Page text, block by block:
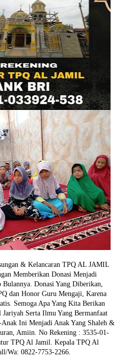
& Kelancaran TPQ AL JAMIL
Memberikan Donasi Menjadi
Donasi Yang Diberikan,
dan Honor Guru Mengaji, Karena
Semoga Apa Yang Kita Berikan
Serta Ilmu Yang Bermanfaat
Ini Menjadi Anak Yang Shaleh &
Amiin. No Rekening : 3535-01-
TPQ Al Jamil. Kepala TPQ Al
Wa: 0822-7753-2266.